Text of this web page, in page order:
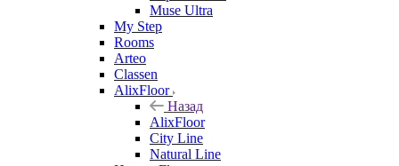
Muse Ultra
My Step
Rooms
Arteo
Classen
AlixFloor
Назад
AlixFloor
City Line
Natural Line